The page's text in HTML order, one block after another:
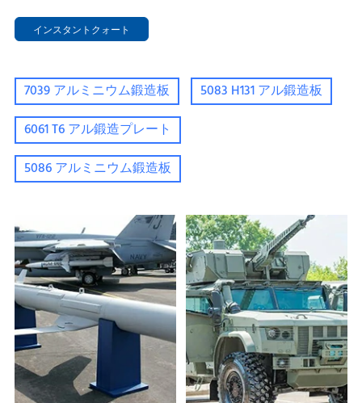
インスタントクォート
7039 アルミニウム鍛造板
5083 H131 アル鍛造板
6061 T6 アル鍛造プレート
5086 アルミニウム鍛造板